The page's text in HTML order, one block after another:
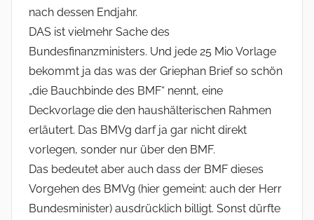
nach dessen Endjahr.
DAS ist vielmehr Sache des
Bundesfinanzministers. Und jede 25 Mio Vorlage
bekommt ja das was der Griephan Brief so schön
„die Bauchbinde des BMF“ nennt, eine
Deckvorlage die den haushälterischen Rahmen
erläutert. Das BMVg darf ja gar nicht direkt
vorlegen, sonder nur über den BMF.
Das bedeutet aber auch dass der BMF dieses
Vorgehen des BMVg (hier gemeint: auch der Herr
Bundesminister) ausdrücklich billigt. Sonst dürfte